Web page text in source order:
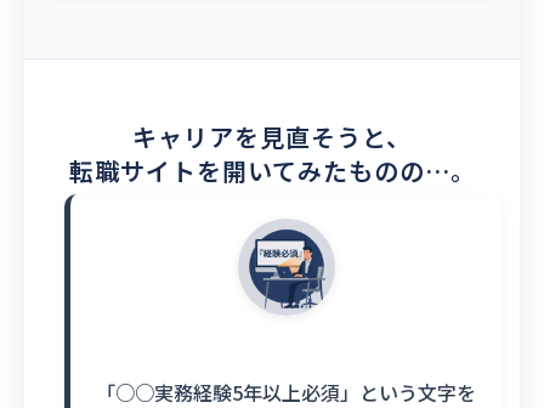
キャリアを見直そうと、
転職サイトを開いてみたものの…。
「○○実務経験5年以上必須」という文字を